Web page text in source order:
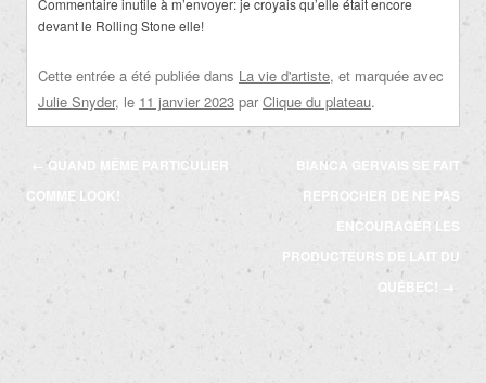
Commentaire inutile à m’envoyer: je croyais qu’elle était encore
devant le Rolling Stone elle!
Cette entrée a été publiée dans La vie d'artiste, et marquée avec
Julie Snyder, le 11 janvier 2023 par Clique du plateau.
Navigation
des
articles
← QUAND MÊME PARTICULIER
COMME LOOK!
BIANCA GERVAIS SE FAIT
REPROCHER DE NE PAS
ENCOURAGER LES
PRODUCTEURS DE LAIT DU
QUÉBEC! →